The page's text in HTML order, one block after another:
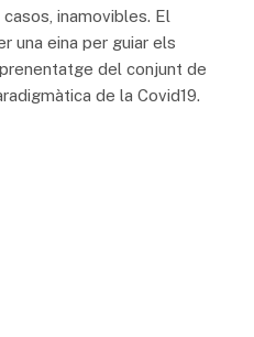
inamovibles. El
una eina per guiar els
del conjunt de
de la Covid19.